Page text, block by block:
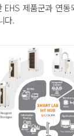
EHS 제품군과 연
다.